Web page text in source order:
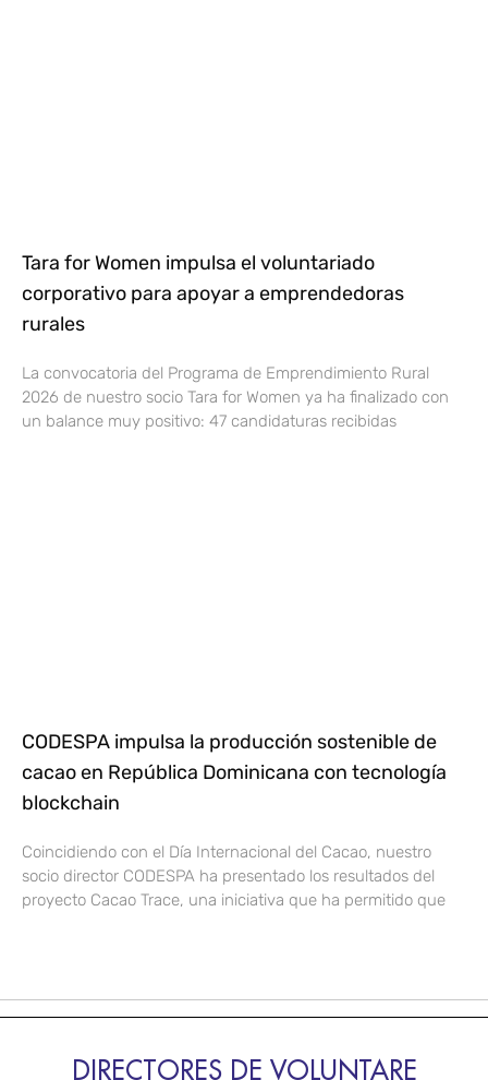
Tara for Women impulsa el voluntariado
corporativo para apoyar a emprendedoras
rurales
La convocatoria del Programa de Emprendimiento Rural
2026 de nuestro socio Tara for Women ya ha finalizado con
un balance muy positivo: 47 candidaturas recibidas
CODESPA impulsa la producción sostenible de
cacao en República Dominicana con tecnología
blockchain
Coincidiendo con el Día Internacional del Cacao, nuestro
socio director CODESPA ha presentado los resultados del
proyecto Cacao Trace, una iniciativa que ha permitido que
DIRECTORES DE VOLUNTARE